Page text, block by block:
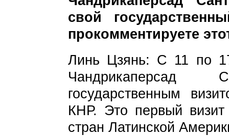
свой
прокомментируете
Линь Цзянь: С 11 по
государственным
КНР. Это первый визит
стран Латинской